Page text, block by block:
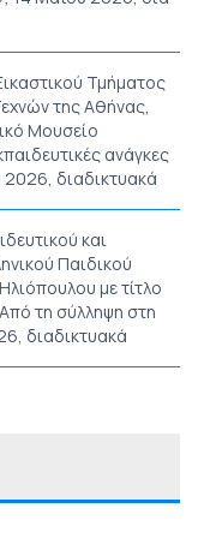
Τμήματος
της Αθήνας,
Μουσείο
ανάγκες
διαδικτυακά
και
Παιδικού
με τίτλο
τη σύλληψη στη
διαδικτυακά